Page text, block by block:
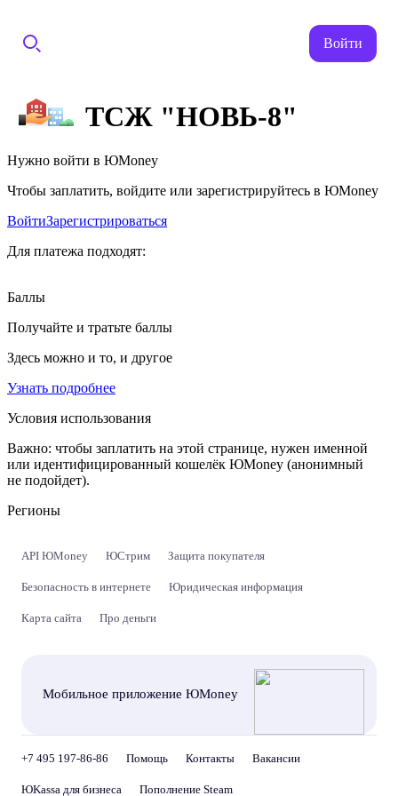
Войти
ТСЖ "НОВЬ-8"
Нужно войти в ЮMoney
Чтобы заплатить, войдите или зарегистрируйтесь в ЮMoney
ВойтиЗарегистрироваться
Для платежа подходят:
Баллы
Получайте и тратьте баллы
Здесь можно и то, и другое
Узнать подробнее
Условия использования
Важно: чтобы заплатить на этой странице, нужен именной
или идентифицированный кошелёк ЮMoney (анонимный
не подойдет).
Регионы
API ЮMoney ЮСтрим Защита покупателя
Безопасность в интернете Юридическая информация
Карта сайта Про деньги
Мобильное приложение ЮMoney
+7 495 197-86-86 Помощь Контакты Вакансии
ЮKassa для бизнеса Пополнение Steam